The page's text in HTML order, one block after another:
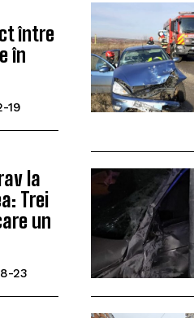
între
în
19
la
Trei
un
23